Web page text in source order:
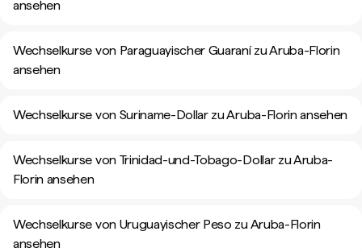
ansehen
Wechselkurse von Paraguayischer Guaraní zu Aruba-Florin
ansehen
Wechselkurse von Suriname-Dollar zu Aruba-Florin ansehen
Wechselkurse von Trinidad-und-Tobago-Dollar zu Aruba-
Florin ansehen
Wechselkurse von Uruguayischer Peso zu Aruba-Florin
ansehen